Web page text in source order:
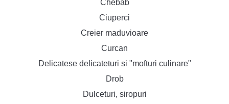
Chebab
Ciuperci
Creier maduvioare
Curcan
Delicatese delicateturi si "mofturi culinare"
Drob
Dulceturi, siropuri